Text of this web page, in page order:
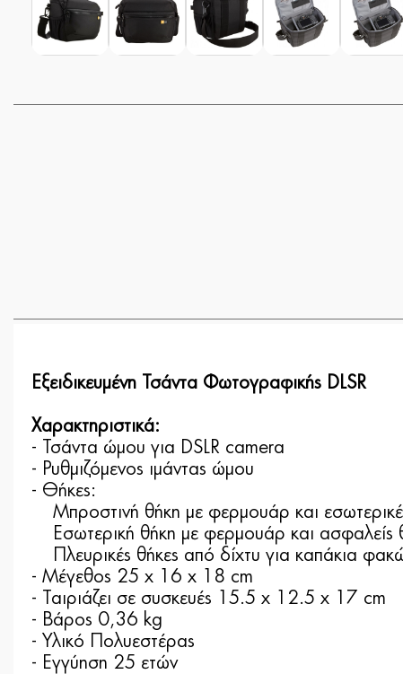
Εξειδικευμένη Τσάντα Φωτογραφικής DLSR
Χαρακτηριστικά:
- Τσάντα ώμου για DSLR camera
- Ρυθμιζόμενος ιμάντας ώμου
- Θήκες:
Μπροστινή θήκη με φερμουάρ και
Εσωτερική θήκη με φερμουάρ και ασφαλείς
Πλευρικές θήκες από δίχτυ για καπάκια
- Μέγεθος 25 x 16 x 18 cm
- Ταιριάζει σε συσκευές 15.5 x 12.5 x 17 cm
- Βάρος 0,36 kg
- Υλικό Πολυεστέρας
- Εγγύηση 25 ετών